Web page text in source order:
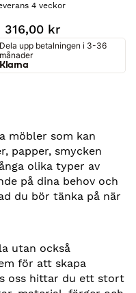
4 veckor
316,00 kr
Dela upp betalningen i 3-36
månader
Klarna
möbler som kan
papper, smycken
olika typer av
på dina behov och
du bör tänka på när
utan också
för att skapa
oss hittar du ett stort